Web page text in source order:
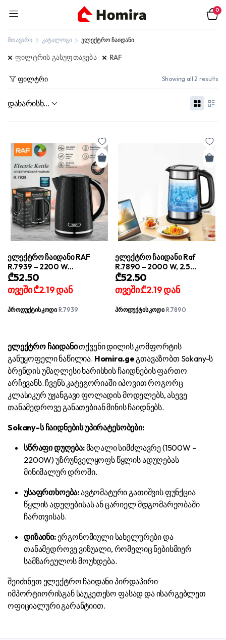
0
მთავარი კატალოგი ელექტრო ჩაიდანი
ფილტრის გასუფთავება RAF
ფილტრი Showing all 2 results
ელექტრო ჩაიდანი RAF
R.7939 – 2200 W
მაქსიმალური სიმძლავრე, 1.7
ლ მოცულობა და დაცვის
მულტიფუნქციური სისტემა
₾52.50
თვეში₾2.19დან
პროდუქტის კოდი R.7939
ელექტრო ჩაიდანი Raf
R.7890 – 2000 W, 2.5
ლიტრიანი მოცულობა და
თერმომდგრადი მინის
კორპუსი
₾52.50
თვეში₾2.19დან
პროდუქტის კოდი R.7890
ელექტრო ჩაიდანითქვენი დილის კომფორტის
განუყოფელი ნაწილია. Homira.geგთავაზობთ Sokany-ს
ბრენდის უმაღლესი ხარისხის ჩაიდნების ფართო
არჩევანს. ჩვენს კატეგორიაში იპოვით როგორც
კლასიკურ უჟანგავი ფოლადის მოდელებს, ასევე
თანამედროვე განათებიან მინის ჩაიდნებს.
Sokany-ს ჩაიდნების უპირატესობები:
სწრაფი დუღება:მაღალი სიმძლავრე (1500W –
2200W) უზრუნველყოფს წყლის ადუღებას
მინიმალურ დროში.
უსაფრთხოება:ავტომატური გათიშვის ფუნქცია
წყლის ადუღებისას ან ცარიელ მდგომარეობაში
ჩართვისას.
დიზაინი:ერგონომიული სახელურები და
თანამედროვე ვიზუალი, რომელიც ნებისმიერ
სამზარეულოს მოუხდება.
შეიძინეთ ელექტრო ჩაიდანი პირდაპირი
იმპორტიორისგან საუკეთესო ფასად და ისარგებლეთ
ოფიციალური გარანტიით.